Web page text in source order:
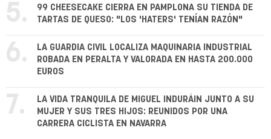
5.
99 CHEESECAKE CIERRA EN PAMPLONA SU TIENDA DE
TARTAS DE QUESO: "LOS 'HATERS' TENÍAN RAZÓN"
6.
LA GUARDIA CIVIL LOCALIZA MAQUINARIA INDUSTRIAL
ROBADA EN PERALTA Y VALORADA EN HASTA 200.000
EUROS
7.
LA VIDA TRANQUILA DE MIGUEL INDURÁIN JUNTO A SU
MUJER Y SUS TRES HIJOS: REUNIDOS POR UNA
CARRERA CICLISTA EN NAVARRA